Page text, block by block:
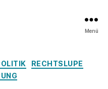
Menü
RECHTSLUPE